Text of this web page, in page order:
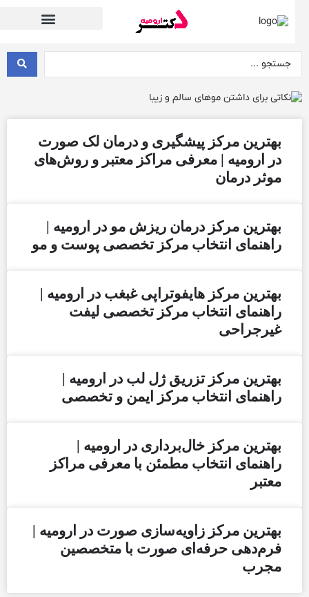
بهترین مرکز پیشگیری و درمان لک صورت
در ارومیه | معرفی مراکز معتبر و روش‌های
موثر درمان
بهترین مرکز درمان ریزش مو در ارومیه |
راهنمای انتخاب مرکز تخصصی پوست و مو
بهترین مرکز هایفوتراپی غبغب در ارومیه |
راهنمای انتخاب مرکز تخصصی لیفت
غیرجراحی
بهترین مرکز تزریق ژل لب در ارومیه |
راهنمای انتخاب مرکز ایمن و تخصصی
بهترین مرکز خال‌برداری در ارومیه |
راهنمای انتخاب مطمئن با معرفی مراکز
معتبر
بهترین مرکز زاویه‌سازی صورت در ارومیه |
فرم‌دهی حرفه‌ای صورت با متخصصین
مجرب